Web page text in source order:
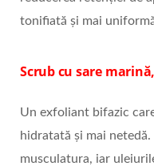
tonifiată și mai
Scrub cu sare
Un exfoliant bifazic
hidratată și mai netedă.
musculatura, iar